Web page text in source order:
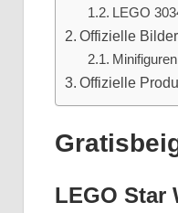
LEGO
Offizielle
Minifiguren
Offizielle
LEGO Star